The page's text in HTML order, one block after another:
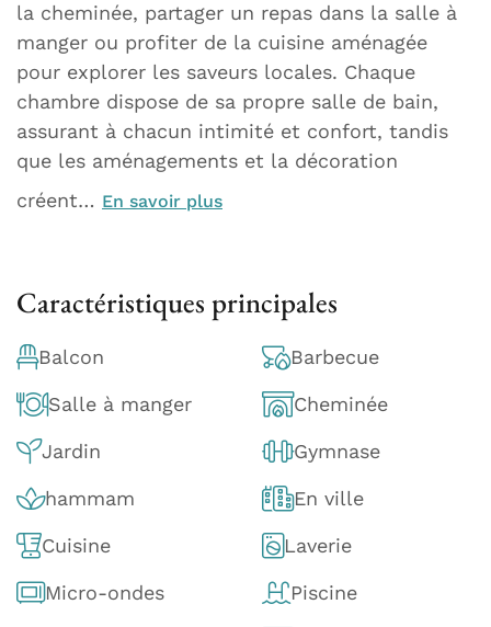
la cheminée, partager un repas dans la salle à
manger ou profiter de la cuisine aménagée
pour explorer les saveurs locales. Chaque
chambre dispose de sa propre salle de bain,
assurant à chacun intimité et confort, tandis
que les aménagements et la décoration
créent… En savoir plus
Caractéristiques principales
Balcon Barbecue
Salle à manger Cheminée
Jardin Gymnase
hammam En ville
Cuisine Laverie
Micro-ondes Piscine